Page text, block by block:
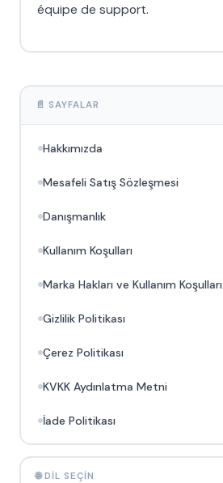
📄 SAYFALAR
Hakkımızda
Mesafeli Satış Sözleşmesi
Danışmanlık
Kullanım Koşulları
Marka Hakları ve Kullanım Koşulları
Gizlilik Politikası
Çerez Politikası
KVKK Aydınlatma Metni
İade Politikası
🌐 DIL SEÇIN
équipe de support.